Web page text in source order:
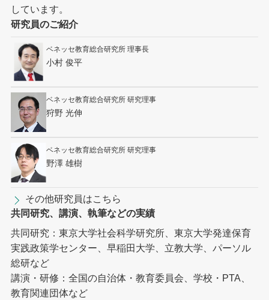
しています。
研究員のご紹介
ベネッセ教育総合研究所 理事長
小村 俊平
ベネッセ教育総合研究所 研究理事
狩野 光伸
ベネッセ教育総合研究所 研究理事
野澤 雄樹
その他研究員はこちら
共同研究、講演、執筆などの実績
共同研究：東京大学社会科学研究所、東京大学発達保育
実践政策学センター、早稲田大学、立教大学、パーソル
総研など
講演・研修：全国の自治体・教育委員会、学校・PTA、
教育関連団体など